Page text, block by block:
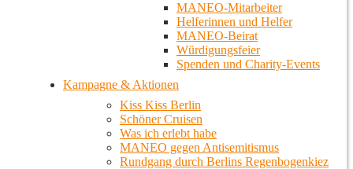
MANEO-Mitarbeiter
Helferinnen und Helfer
MANEO-Beirat
Würdigungsfeier
Spenden und Charity-Events
Kampagne & Aktionen
Kiss Kiss Berlin
Schöner Cruisen
Was ich erlebt habe
MANEO gegen Antisemitismus
Rundgang durch Berlins Regenbogenkiez